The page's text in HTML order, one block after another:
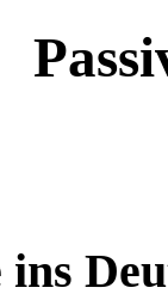
ins